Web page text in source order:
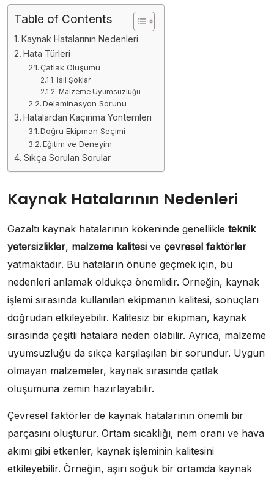
Table of Contents
Kaynak Hatalarının Nedenleri
Hata Türleri
Çatlak Oluşumu
Isıl Şoklar
Malzeme Uyumsuzluğu
Delaminasyon Sorunu
Hatalardan Kaçınma Yöntemleri
Doğru Ekipman Seçimi
Eğitim ve Deneyim
Sıkça Sorulan Sorular
Kaynak Hatalarının Nedenleri
Gazaltı kaynak hatalarının kökeninde genellikle teknik
yetersizlikler, malzeme kalitesi ve çevresel faktörler
yatmaktadır. Bu hataların önüne geçmek için, bu
nedenleri anlamak oldukça önemlidir. Örneğin, kaynak
işlemi sırasında kullanılan ekipmanın kalitesi, sonuçları
doğrudan etkileyebilir. Kalitesiz bir ekipman, kaynak
sırasında çeşitli hatalara neden olabilir. Ayrıca, malzeme
uyumsuzluğu da sıkça karşılaşılan bir sorundur. Uygun
olmayan malzemeler, kaynak sırasında çatlak
oluşumuna zemin hazırlayabilir.
Çevresel faktörler de kaynak hatalarının önemli bir
parçasını oluşturur. Ortam sıcaklığı, nem oranı ve hava
akımı gibi etkenler, kaynak işleminin kalitesini
etkileyebilir. Örneğin, aşırı soğuk bir ortamda kaynak